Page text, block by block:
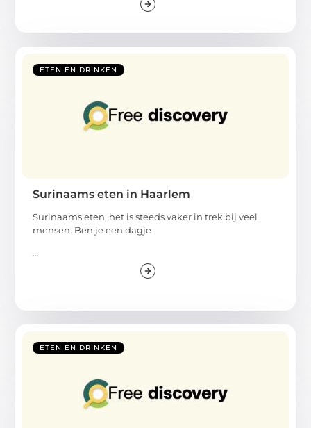
ETEN EN DRINKEN
Surinaams eten in Haarlem
Surinaams eten, het is steeds vaker in trek bij veel
mensen. Ben je een dagje
...
ETEN EN DRINKEN